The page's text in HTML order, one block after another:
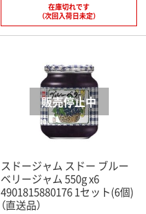
在庫切れです
（次回入荷日未定）
スドージャム スドー ブルー
ベリージャム 550g x6
4901815880176 1セット(6個)
（直送品）